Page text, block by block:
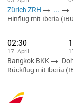
Zürich ZRH ...
Hinflug mit Iberia
02:30
17. April
Bangkok BKK
Rückflug mit Iberia